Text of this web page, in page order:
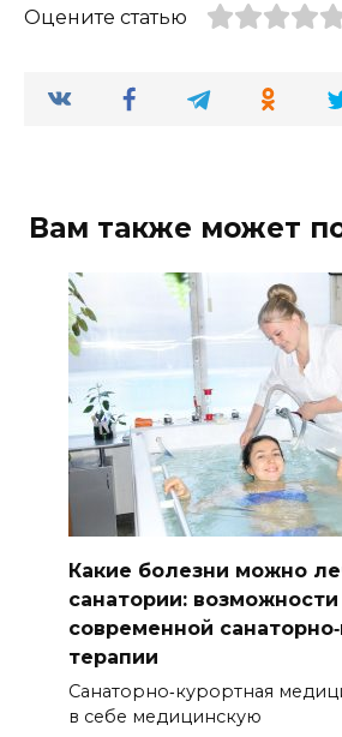
Оцените статью
Вам также может
Какие болезни можно
санатории: возможности
современной
терапии
Санаторно‑курортная
в себе медицинскую